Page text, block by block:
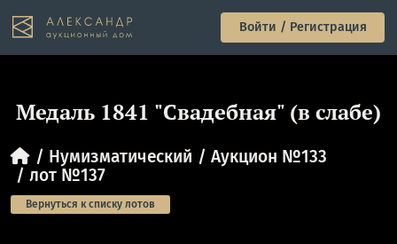
Войти / Регистрация
Медаль 1841 "Свадебная" (в слабе)
Нумизматический
Аукцион №133
лот №137
Вернуться к списку лотов